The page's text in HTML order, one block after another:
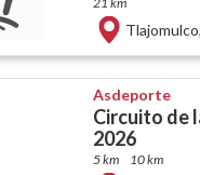
Tlajomulco,
Asdeporte
Circuito de
2026
5 km 10 km